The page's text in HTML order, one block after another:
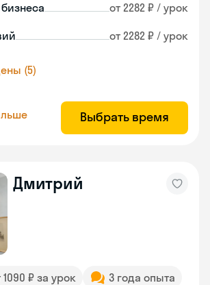
от 2282 ₽ / урок
от 2282 ₽ / урок
(5)
Выбрать время
Дмитрий
1090 ₽ за урок
3 года опыта